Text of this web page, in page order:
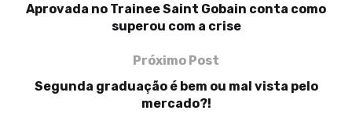
Aprovada no Trainee Saint Gobain conta como
superou com a crise
Próximo Post
Segunda graduação é bem ou mal vista pelo
mercado?!